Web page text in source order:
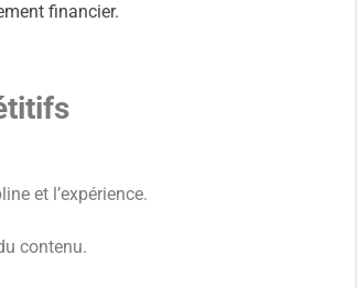
financier.
et l’expérience.
contenu.